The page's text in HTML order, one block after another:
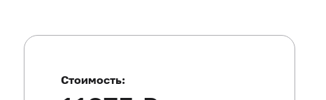
Стоимость: